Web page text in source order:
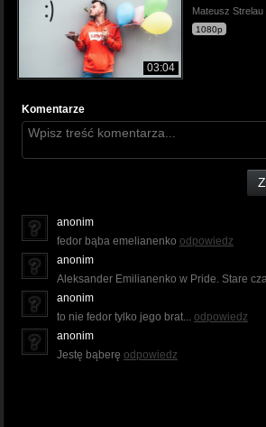
03:04
Mateusz Strelau
1080p
Komentarze
anonim
fedor bąba emelianenko odpowiedz
anonim
Aleksander Emilianenko w Pride. Stare
anonim
to nie fedor tylko jego brat... odpowiedz
anonim
Jestę bąberę odpowiedz